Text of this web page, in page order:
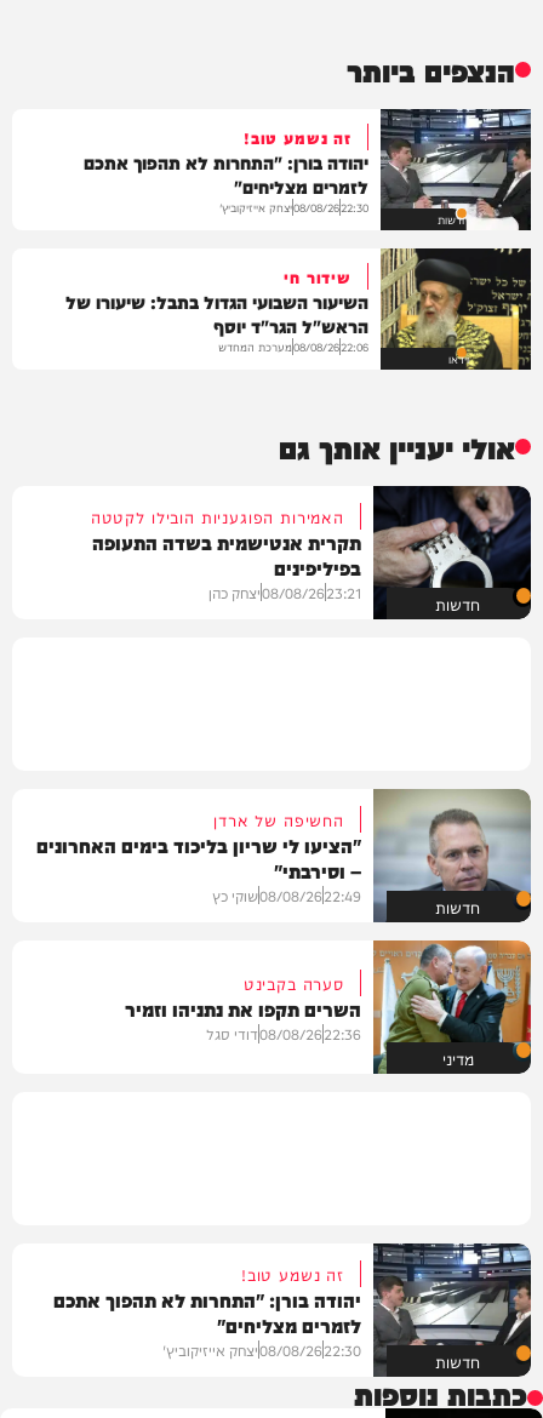
הנצפים ביותר
חדשות
זה נשמע טוב!
יהודה בורן: "התחרות לא תהפוך אתכם
לזמרים מצליחים"
22:30
08/08/26יצחק אייזיקוביץ'
וידאו
שידור חי
השיעור השבועי הגדול בתבל: שיעורו של
הראש"ל הגר"ד יוסף
22:06
08/08/26מערכת המחדש
אולי יעניין אותך גם
חדשות
האמירות הפוגעניות הובילו לקטטה
תקרית אנטישמית בשדה התעופה
בפיליפינים
23:21
08/08/26יצחק כהן
חדשות
החשיפה של ארדן
"הציעו לי שריון בליכוד בימים האחרונים
– וסירבתי"
22:49
08/08/26שוקי כץ
מדיני
סערה בקבינט
השרים תקפו את נתניהו וזמיר
22:36
08/08/26דודי סגל
חדשות
זה נשמע טוב!
יהודה בורן: "התחרות לא תהפוך אתכם
לזמרים מצליחים"
22:30
08/08/26יצחק אייזיקוביץ'
כתבות נוספות